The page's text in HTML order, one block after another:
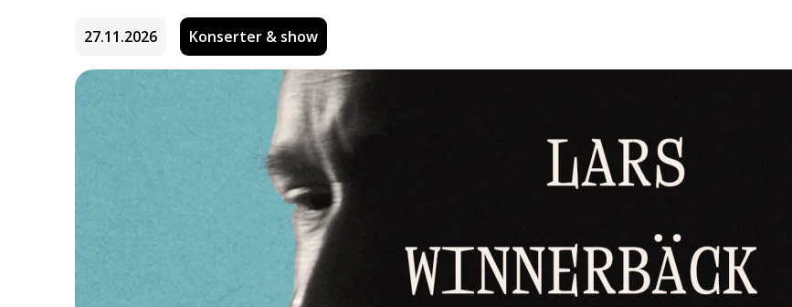
27.11.2026 Konserter & show